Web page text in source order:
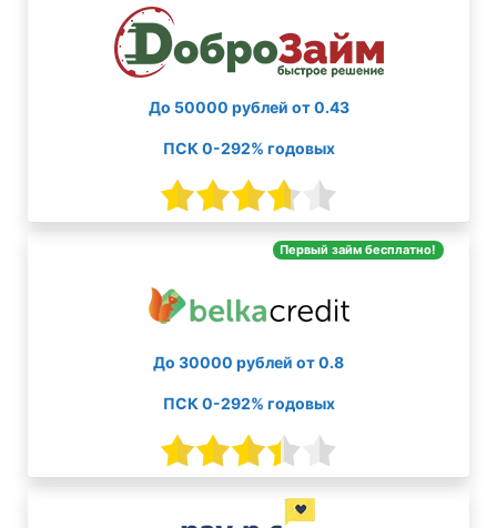
До 50000 рублей от 0.43
ПСК 0-292% годовых
Первый займ бесплатно!
До 30000 рублей от 0.8
ПСК 0-292% годовых